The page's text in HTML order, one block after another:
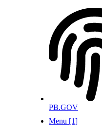
PB.GOV
Menu [1]